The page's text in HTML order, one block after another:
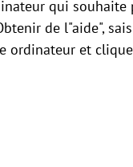
qui souhaite
de l"aide",
ordinateur et